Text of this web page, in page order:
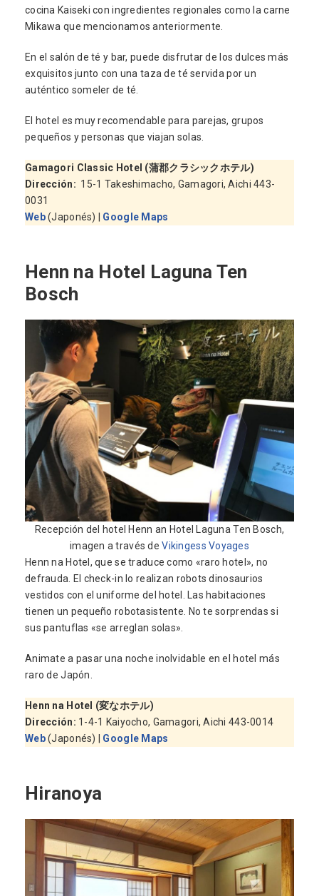
cocina Kaiseki con ingredientes regionales como la carne
Mikawa que mencionamos anteriormente.
En el salón de té y bar, puede disfrutar de los dulces más
exquisitos junto con una taza de té servida por un
auténtico someler de té.
El hotel es muy recomendable para parejas, grupos
pequeños y personas que viajan solas.
Gamagori Classic Hotel (蒲郡クラシックホテル)
Dirección: 15-1 Takeshimacho, Gamagori, Aichi 443-
0031
Web(Japonés) | Google Maps
Henn na Hotel Laguna Ten
Bosch
Recepción del hotel Henn an Hotel Laguna Ten Bosch,
imagen a través deVikingess Voyages
Henn na Hotel, que se traduce como «raro hotel», no
defrauda. El check-in lo realizan robots dinosaurios
vestidos con el uniforme del hotel. Las habitaciones
tienen un pequeño robotasistente. No te sorprendas si
sus pantuflas «se arreglan solas».
Animate a pasar una noche inolvidable en el hotel más
raro de Japón.
Henn na Hotel (変なホテル)
Dirección: 1-4-1 Kaiyocho, Gamagori, Aichi 443-0014
Web(Japonés) | Google Maps
Hiranoya